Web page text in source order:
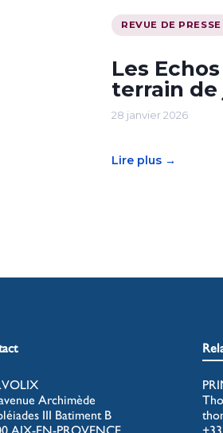
REVUE DE PRESSE
Les
terrain
28 janvier 2026
Lire plus →
Archimède
III Batiment B